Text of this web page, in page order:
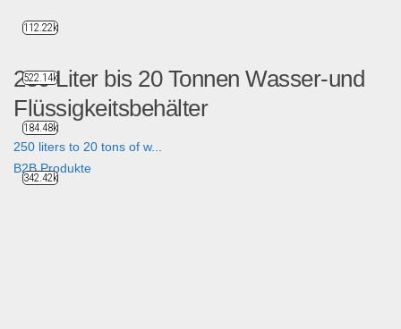
250 Liter bis 20 Tonnen Wasser-und
Flüssigkeitsbehälter
250 liters to 20 tons of w...
B2B Produkte
112.22k
522.14k
184.48k
342.42k